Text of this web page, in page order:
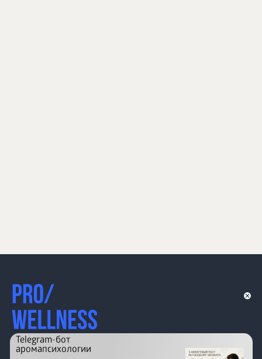
Telegram-бот
аромапсихологии